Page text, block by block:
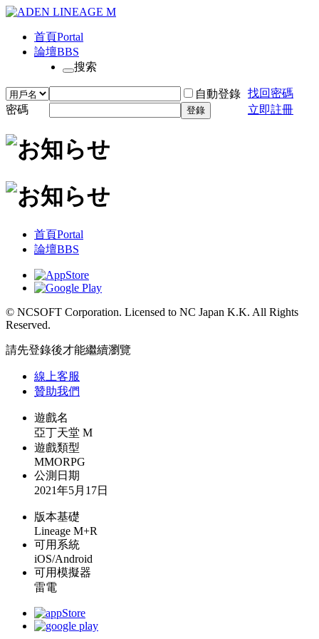
首頁Portal
論壇BBS
搜索
自動登錄 找回密碼
密碼
登錄 立即註冊
首頁Portal
論壇BBS
© NCSOFT Corporation. Licensed to NC Japan K.K. All Rights
Reserved.
請先登錄後才能繼續瀏覽
線上客服
贊助我們
遊戲名
亞丁天堂 M
遊戲類型
MMORPG
公測日期
2021年5月17日
版本基礎
Lineage M+R
可用系統
iOS/Android
可用模擬器
雷電